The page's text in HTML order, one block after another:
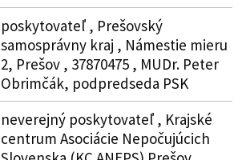
poskytovateľ , Prešovský
samosprávny kraj , Námestie mieru
2, Prešov , 37870475 , MUDr. Peter
Obrimčák, podpredseda PSK
neverejný poskytovateľ , Krajské
centrum Asociácie Nepočujúcich